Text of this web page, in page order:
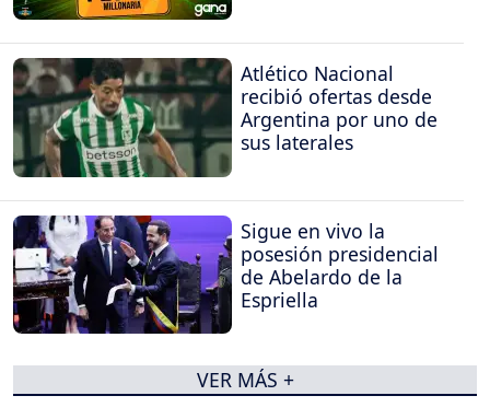
Atlético Nacional
recibió ofertas desde
Argentina por uno de
sus laterales
Sigue en vivo la
posesión presidencial
de Abelardo de la
Espriella
VER MÁS +